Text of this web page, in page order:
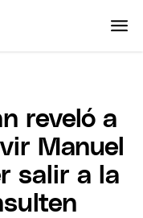
reveló a
Manuel
salir a la